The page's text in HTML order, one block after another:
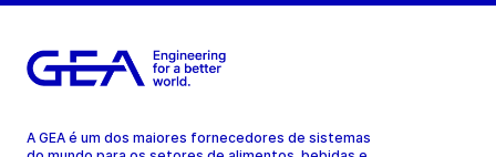
A GEA é um dos maiores fornecedores de sistemas